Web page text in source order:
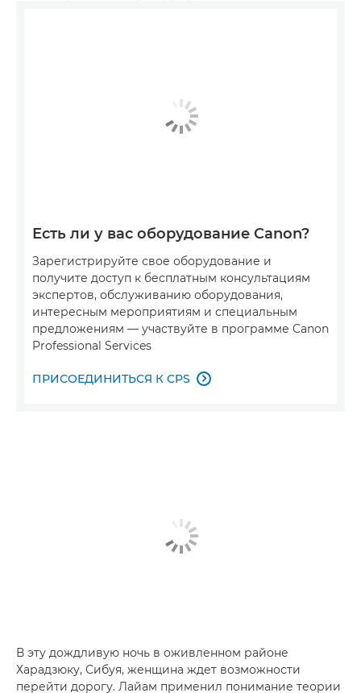
Есть ли у вас оборудование Canon?
Зарегистрируйте свое оборудование и
получите доступ к бесплатным консультациям
экспертов, обслуживанию оборудования,
интересным мероприятиям и специальным
предложениям — участвуйте в программе Canon
Professional Services
ПРИСОЕДИНИТЬСЯ К CPS 
В эту дождливую ночь в оживленном районе
Харадзюку, Сибуя, женщина ждет возможности
перейти дорогу. Лайам применил понимание теории